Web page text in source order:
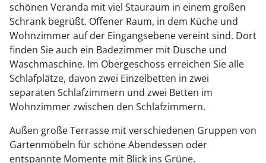
schönen Veranda mit viel Stauraum in einem großen
Schrank begrüßt. Offener Raum, in dem Küche und
Wohnzimmer auf der Eingangsebene vereint sind. Dort
finden Sie auch ein Badezimmer mit Dusche und
Waschmaschine. Im Obergeschoss erreichen Sie alle
Schlafplätze, davon zwei Einzelbetten in zwei
separaten Schlafzimmern und zwei Betten im
Wohnzimmer zwischen den Schlafzimmern.
Außen große Terrasse mit verschiedenen Gruppen von
Gartenmöbeln für schöne Abendessen oder
entspannte Momente mit Blick ins Grüne.